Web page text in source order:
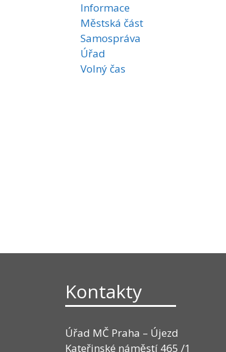
Informace
Městská část
Samospráva
Úřad
Volný čas
Kontakty
Úřad MČ Praha – Újezd
Kateřinské náměstí 465 /1